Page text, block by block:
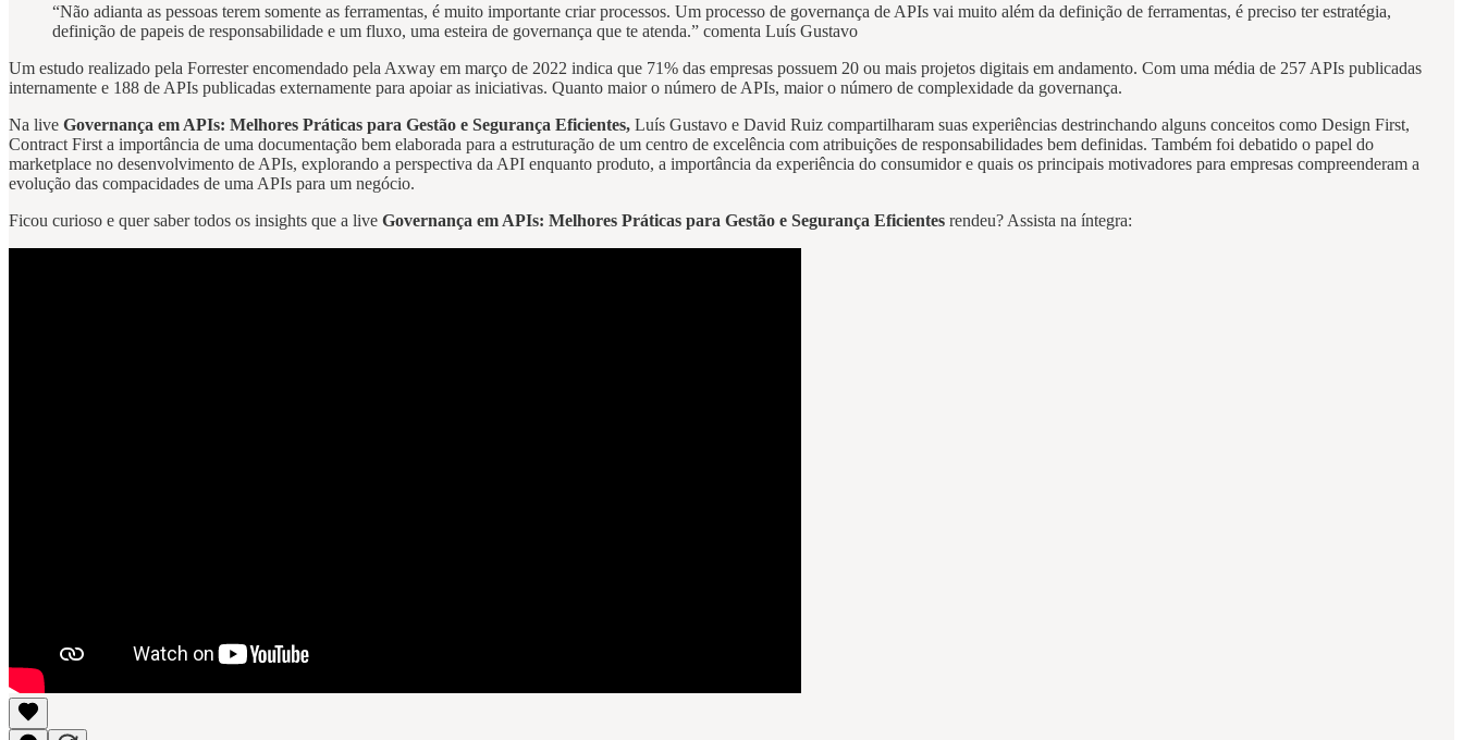
“Não adianta as pessoas terem somente as ferramentas, é muito importante criar processos. Um processo de governança de APIs vai muito além da definição de ferramentas, é preciso ter estratégia,
definição de papeis de responsabilidade e um fluxo, uma esteira de governança que te atenda.” comenta Luís Gustavo
Um estudo realizado pela Forrester encomendado pela Axway em março de 2022 indica que 71% das empresas possuem 20 ou mais projetos digitais em andamento. Com uma média de 257 APIs publicadas
internamente e 188 de APIs publicadas externamente para apoiar as iniciativas. Quanto maior o número de APIs, maior o número de complexidade da governança.
Na live Governança em APIs: Melhores Práticas para Gestão e Segurança Eficientes, Luís Gustavo e David Ruiz compartilharam suas experiências destrinchando alguns conceitos como Design First,
Contract First a importância de uma documentação bem elaborada para a estruturação de um centro de excelência com atribuições de responsabilidades bem definidas. Também foi debatido o papel do
marketplace no desenvolvimento de APIs, explorando a perspectiva da API enquanto produto, a importância da experiência do consumidor e quais os principais motivadores para empresas compreenderam a
evolução das compacidades de uma APIs para um negócio.
Ficou curioso e quer saber todos os insights que a live Governança em APIs: Melhores Práticas para Gestão e Segurança Eficientes rendeu? Assista na íntegra: